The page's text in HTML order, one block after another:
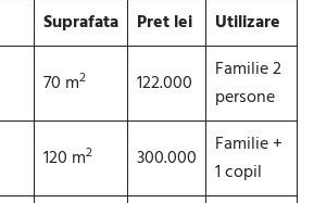
Suprafata Pret lei Utilizare
70 m2 122.000
Familie 2
persone
120 m2 300.000
Familie +
1 copil